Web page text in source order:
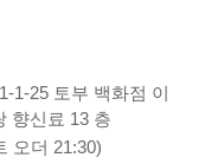
1-25 토부 백화점 이
향신료 13 층
오더 21:30)